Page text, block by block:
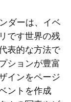
ダーは、イベ
です世界の残
表的な方法で
ションが豊富
インをページ
ントを作成